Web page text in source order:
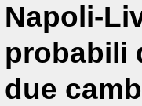
Napoli-
probabili
due